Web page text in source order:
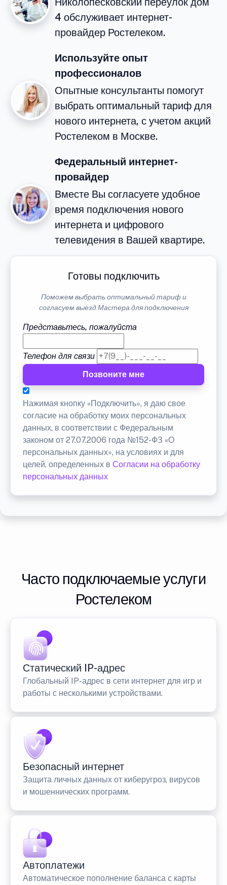
4 обслуживает интернет-
провайдер Ростелеком.
Используйте опыт
профессионалов
Опытные консультанты помогут
выбрать оптимальный тариф для
нового интернета, с учетом акций
Ростелеком в Москве.
Федеральный интернет-
провайдер
Вместе Вы согласуете удобное
время подключения нового
интернета и цифрового
телевидения в Вашей квартире.
Готовы подключить
Поможем выбрать оптимальный тариф и
согласуем выезд Мастера для подключения
Представьтесь, пожалуйста
Телефон для связи
Позвоните мне
Нажимая кнопку «Подключить», я даю свое
согласие на обработку моих персональных
данных, в соответствии с Федеральным
законом от 27.07.2006 года №152-ФЗ «О
персональных данных», на условиях и для
целей, определенных в Согласии на обработку
персональных данных
Часто подключаемые услуги
Ростелеком
Статический IP-адрес
Глобальный IP-адрес в сети интернет для игр и
работы с несколькими устройствами.
Безопасный интернет
Защита личных данных от киберугроз, вирусов
и мошеннических программ.
Автоплатежи
Автоматическое пополнение баланса с карты